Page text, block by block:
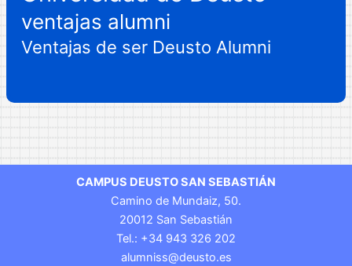
ventajas alumni
Ventajas de ser Deusto Alumni
CAMPUS DEUSTO SAN SEBASTIÁN
Camino de Mundaiz, 50.
20012 San Sebastián
Tel.: +34 943 326 202
alumniss@deusto.es